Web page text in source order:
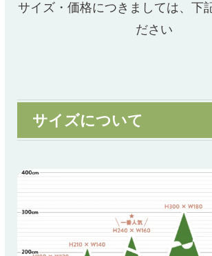
サイズ・価格につきましては、下
ださい
サイズについて